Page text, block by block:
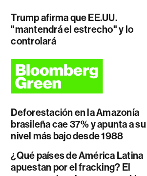
Trump afirma que EE.UU.
"mantendrá el estrecho" y lo
controlará
Deforestación en la Amazonía
brasileña cae 37% y apunta a su
nivel más bajo desde 1988
¿Qué países de América Latina
apuestan por el fracking? El